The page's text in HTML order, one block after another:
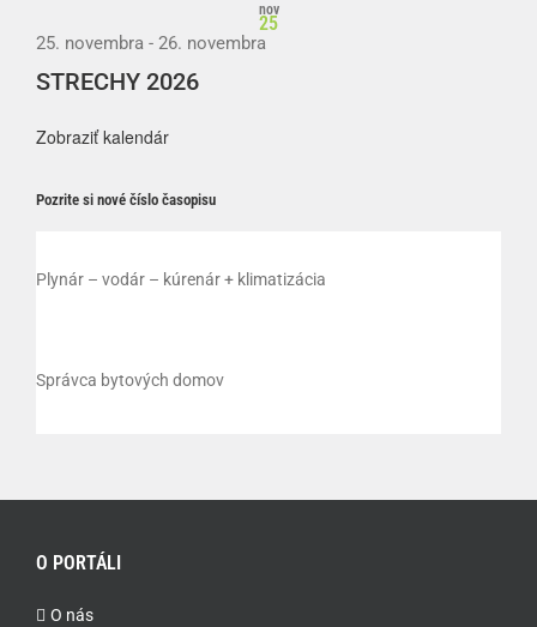
nov
25
25. novembra - 26. novembra
STRECHY 2026
Zobraziť kalendár
Pozrite si nové číslo časopisu
Plynár – vodár – kúrenár + klimatizácia
Správca bytových domov
O PORTÁLI
O nás